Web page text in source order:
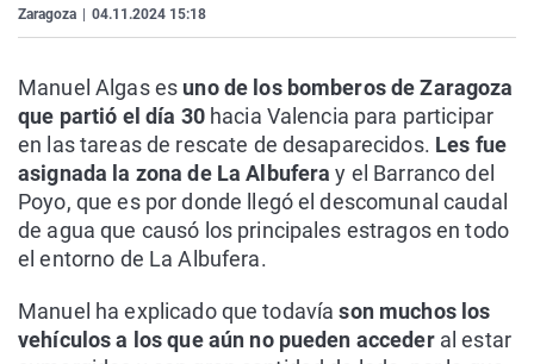
Zaragoza 04.11.2024 15:18
Manuel Algas es uno de los bomberos de Zaragoza
que partió el día 30 hacia Valencia para participar
en las tareas de rescate de desaparecidos. Les fue
asignada la zona de La Albuferay el Barranco del
Poyo, que es por donde llegó el descomunal caudal
de agua que causó los principales estragos en todo
el entorno de La Albufera.
Manuel ha explicado que todavía son muchos los
vehículos a los que aún no pueden accederal estar